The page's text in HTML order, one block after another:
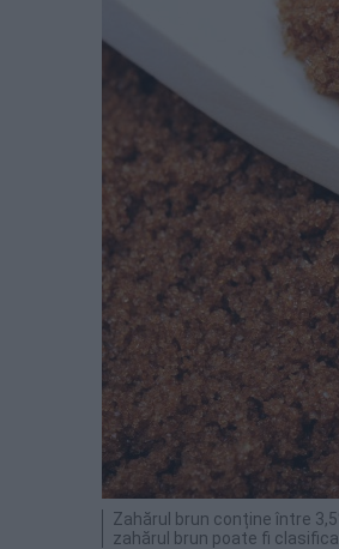
Zahărul brun conține între
zahărul brun poate fi